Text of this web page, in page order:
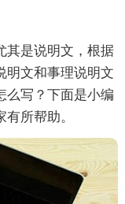
是说明文，根据
明文和事理说明文
么写？下面是小编
所帮助。